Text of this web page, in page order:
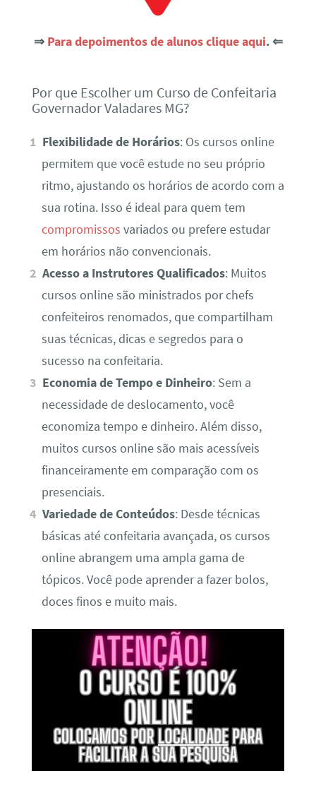
⇒ Para depoimentos de alunos clique aqui. ⇐
Por que Escolher um Curso de Confeitaria
Governador Valadares MG?
Flexibilidade de Horários: Os cursos online
permitem que você estude no seu próprio
ritmo, ajustando os horários de acordo com a
sua rotina. Isso é ideal para quem tem
compromissos variados ou prefere estudar
em horários não convencionais.
Acesso a Instrutores Qualificados: Muitos
cursos online são ministrados por chefs
confeiteiros renomados, que compartilham
suas técnicas, dicas e segredos para o
sucesso na confeitaria.
Economia de Tempo e Dinheiro: Sem a
necessidade de deslocamento, você
economiza tempo e dinheiro. Além disso,
muitos cursos online são mais acessíveis
financeiramente em comparação com os
presenciais.
Variedade de Conteúdos: Desde técnicas
básicas até confeitaria avançada, os cursos
online abrangem uma ampla gama de
tópicos. Você pode aprender a fazer bolos,
doces finos e muito mais.